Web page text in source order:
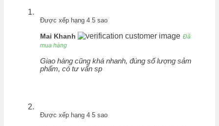
Được xếp hạng 4 5 sao
Mai Khanh
Đã
mua hàng
Giao hàng cũng khá nhanh, đúng số lượng sảm
phẩm, có tư vấn sp
Được xếp hạng 4 5 sao